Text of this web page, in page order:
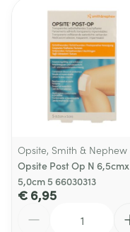
Opsite, Smith & Nephew
Opsite Post Op N 6,5cmx
5,0cm 5 66030313
€ 6,95